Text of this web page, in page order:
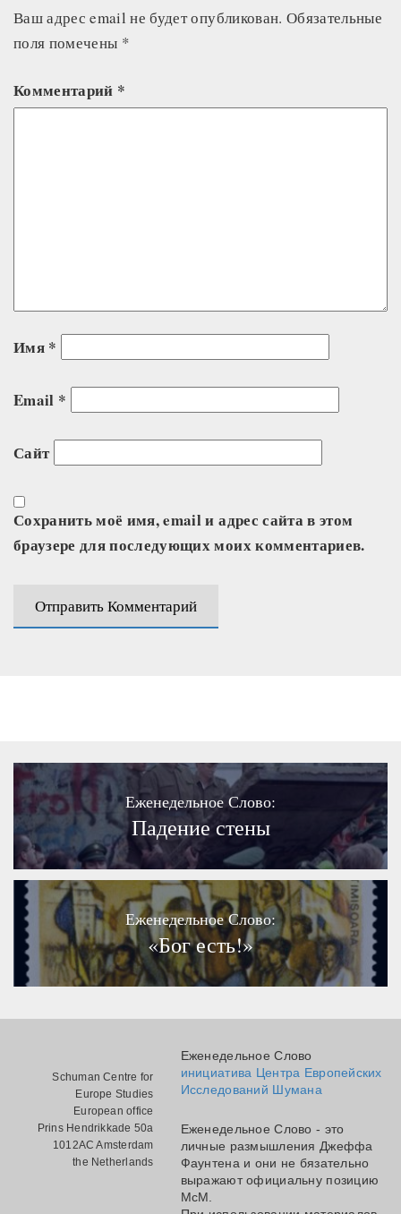
Ваш адрес email не будет опубликован. Обязательные
поля помечены *
Комментарий *
Имя *
Email *
Сайт
Сохранить моё имя, email и адрес сайта в этом
браузере для последующих моих комментариев.
Еженедельное Слово:
Падение стены
Еженедельное Слово:
«Бог есть!»
Schuman Centre for
Europe Studies
European office
Prins Hendrikkade 50a
1012AC Amsterdam
the Netherlands
Еженедельное Слово
инициатива Центра Европейских
Исследований Шумана
Еженедельное Слово - это
личные размышления Джеффа
Фаунтена и они не бязательно
выражают официальну позицию
МсМ.